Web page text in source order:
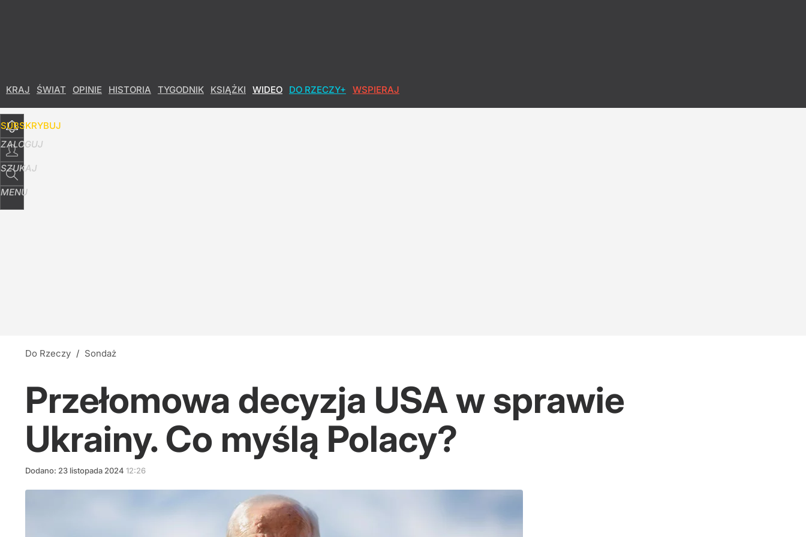
KRAJ ŚWIAT OPINIE HISTORIA TYGODNIK KSIĄŻKI WIDEO DO RZECZY+ WSPIERAJ
SUBSKRYBUJ
ZALOGUJ
SZUKAJ
MENU
Do Rzeczy / Sondaż
Przełomowa decyzja USA w sprawie
Ukrainy. Co myślą Polacy?
Dodano: 23 listopada 2024 12:26